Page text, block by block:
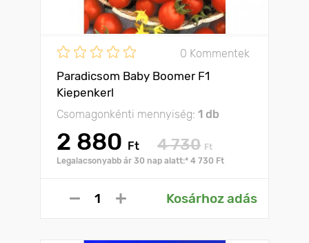
0 Kommentek
Paradicsom Baby Boomer F1
Kiepenkerl
Csomagonkénti mennyiség: 1 db
2 880 Ft 4 730 Ft
Legalacsonyabb ár 30 nap alatt:* 4 730 Ft
Kosárhoz adás